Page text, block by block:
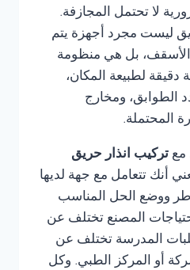
لا تحتمل المجازفة.
ليست مجرد أجهزة يتم
الأسقف، بل هي منظومة
دقيقة لطبيعة المكان،
الطوابق، ومخارج
المحتملة.
مع تركيب انذار حريق
أنك تتعامل مع جهة لديها
ووضع الحل المناسب
المصنع تختلف عن
المدرسة تختلف عن
أو المركز الطبي. وكل